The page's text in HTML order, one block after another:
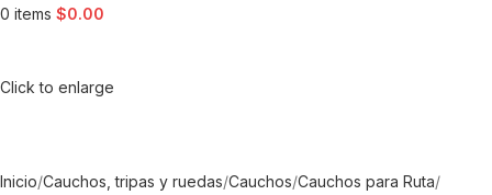
0 items $0.00
Click to enlarge
Inicio Cauchos, tripas y ruedas Cauchos Cauchos para Ruta